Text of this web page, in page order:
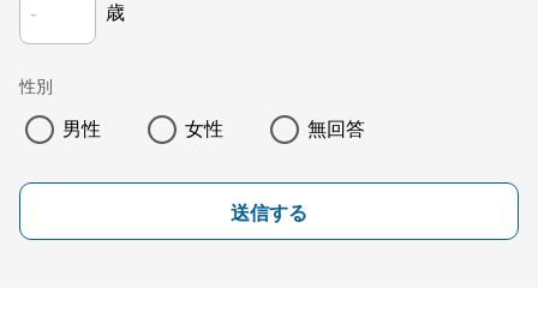
歳
性別
男性 女性 無回答
送信する